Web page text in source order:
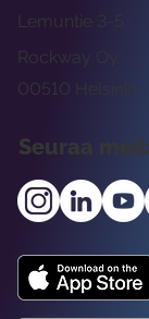
Rockway Oy
Lemuntie 3-5
00510 Helsinki
Seuraa